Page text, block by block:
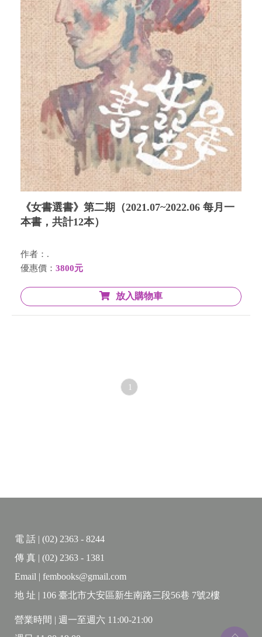
《女書選書》第二期（2021.07~2022.06 每月一
本書，共計12本）
作者：.
優惠價： 3800元
放入購物車
1
電 話 | (02) 2363 - 8244
傳 真 | (02) 2363 - 1381
Email | fembooks@gmail.com
地 址 | 106 臺北市大安區新生南路三段56巷 7號2樓
營業時間 | 週一至週六 11:00-21:00